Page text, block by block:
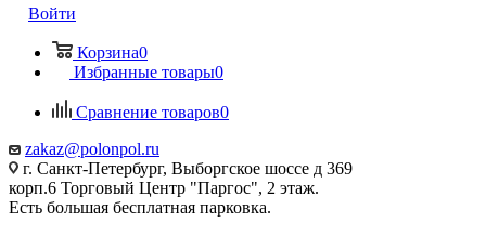
Войти
Корзина0
Избранные товары0
Сравнение товаров0
zakaz@polonpol.ru
г. Санкт-Петербург, Выборгское шоссе д 369
корп.6 Торговый Центр "Паргос", 2 этаж.
Есть большая бесплатная парковка.